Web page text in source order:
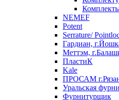
NEMEF
Potent
Serrature/
Гардиан,
Меттэм,
ПластиК
Kale
ПРОСАМ
Уральская
Фурнитурщик